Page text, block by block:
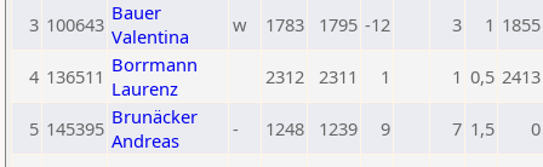
3 100643 Bauer
Valentina
w 1783 1795 -12 3 1 1855
4 136511 Borrmann
Laurenz
2312 2311 1 1 0,5 2413
5 145395 Brunäcker
Andreas
- 1248 1239 9 7 1,5 0